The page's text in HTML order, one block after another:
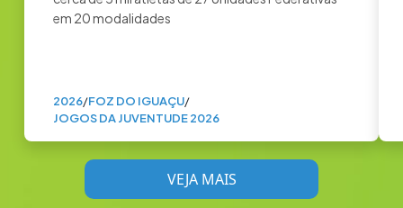
em 20 modalidades
2026/FOZ DO IGUAÇU/
JOGOS DA JUVENTUDE 2026
VEJA MAIS